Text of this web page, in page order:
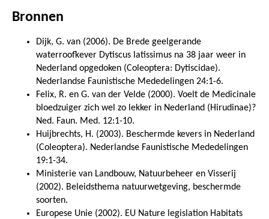
Bronnen
Dijk, G. van (2006). De Brede geelgerande
waterroofkever Dytiscus latissimus na 38 jaar weer in
Nederland opgedoken (Coleoptera: Dytiscidae).
Nederlandse Faunistische Mededelingen 24:1-6.
Felix, R. en G. van der Velde (2000). Voelt de Medicinale
bloedzuiger zich wel zo lekker in Nederland (Hirudinae)?
Ned. Faun. Med. 12:1-10.
Huijbrechts, H. (2003). Beschermde kevers in Nederland
(Coleoptera). Nederlandse Faunistische Mededelingen
19:1-34.
Ministerie van Landbouw, Natuurbeheer en Visserij
(2002). Beleidsthema natuurwetgeving, beschermde
soorten.
Europese Unie (2002). EU Nature legislation Habitats